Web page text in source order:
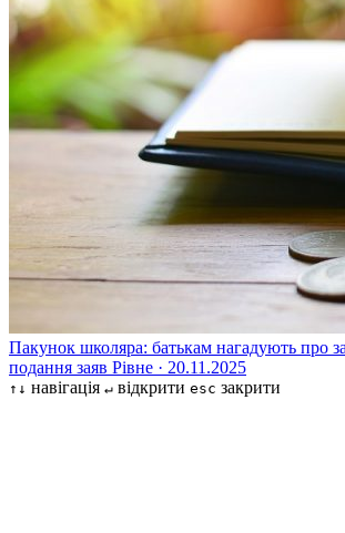
Пакунок школяра: батькам нагадують про
подання заяв Рівне · 20.11.2025
↑↓ навігація ↵ відкрити esc закрити